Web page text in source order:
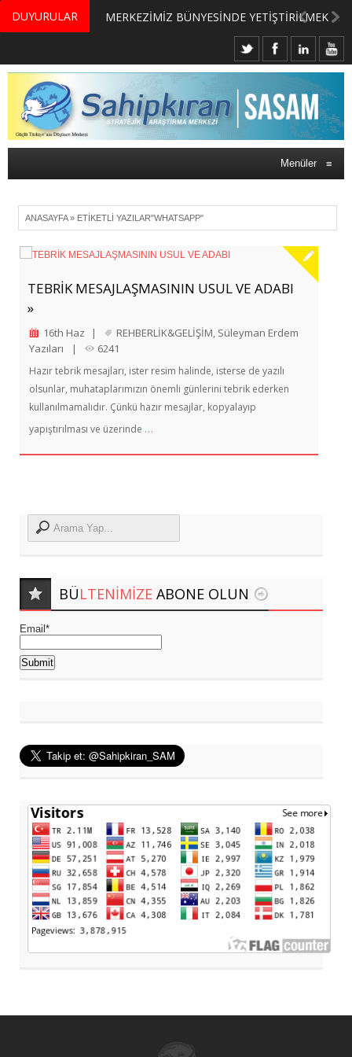
DUYURULAR MERKEZİMİZ BÜNYESİNDE YETİŞTİRİLMEK ÜZERE GÖNÜLLÜ ÜLKE MASASI UZMANI VE UZMAN ADAYLARI ARIYORUZ
Menüler ≡
ANASAYFA» ETIKETLI YAZILAR"WHATSAPP"
TEBRİK MESAJLAŞMASININ USUL VE ADABI
»
16th Haz | REHBERLİK&GELİŞİM Süleyman Erdem
Yazıları
| 6241
Hazır tebrik mesajları, ister resim halinde, isterse de yazılı
olsunlar, muhataplarımızın önemli günlerini tebrik ederken
kullanılmamalıdır. Çünkü hazır mesajlar, kopyalayıp
yapıştırılması ve üzerinde …
BÜLTENIMIZE ABONE OLUN
Email*